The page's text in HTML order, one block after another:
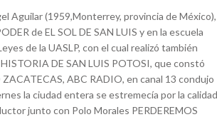
Aguilar (1959,Monterrey, provincia de México),
de EL SOL DE SAN LUIS y en la escuela
de la UASLP, con el cual realizó también
DE SAN LUIS POTOSI, que constó
ABC RADIO, en canal 13 condujo
la ciudad entera se estremecía por la calidad
junto con Polo Morales PERDEREMOS